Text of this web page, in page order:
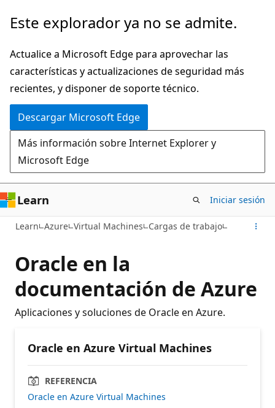
Ir
contenido
principal
Este explorador ya no se admite.
Actualice a Microsoft Edge para aprovechar las
características y actualizaciones de seguridad más
recientes, y disponer de soporte técnico.
Descargar Microsoft Edge
Más información sobre Internet Explorer y
Microsoft Edge
Learn Iniciar sesión
Learn Azure Virtual Machines Cargas de trabajo
Oracle en la
documentación de Azure
Aplicaciones y soluciones de Oracle en Azure.
Oracle en Azure Virtual Machines
REFERENCIA
Oracle en Azure Virtual Machines